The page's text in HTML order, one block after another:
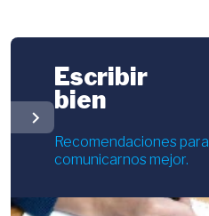
chevron_right
Escribir
bien
Recomendaciones para
comunicarnos mejor.